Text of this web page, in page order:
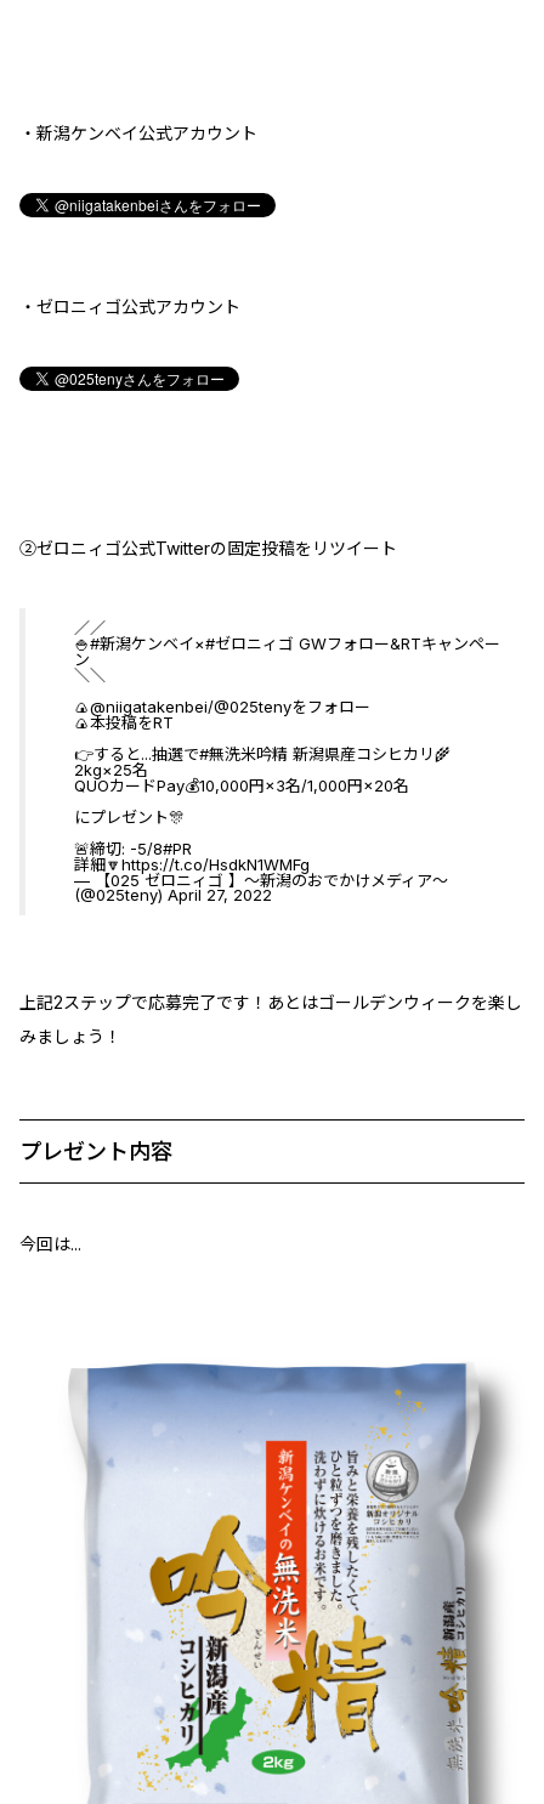
・新潟ケンベイ公式アカウント
・ゼロニィゴ公式アカウント
②ゼロニィゴ公式Twitterの固定投稿をリツイート
／／
🍚#新潟ケンベイ×#ゼロニィゴ GWフォロー&RTキャンペー
ン
＼＼
🍙@niigatakenbei/@025tenyをフォロー
🍙本投稿をRT
👉すると...抽選で#無洗米吟精 新潟県産コシヒカリ🌾
2kg×25名
QUOカードPay💰10,000円×3名/1,000円×20名
にプレゼント🎊
🚨締切: -5/8#PR
詳細🔽https://t.co/HsdkN1WMFg
— 【025 ゼロニィゴ 】〜新潟のおでかけメディア〜
(@025teny) April 27, 2022
上記2ステップで応募完了です！あとはゴールデンウィークを楽し
みましょう！
プレゼント内容
今回は...